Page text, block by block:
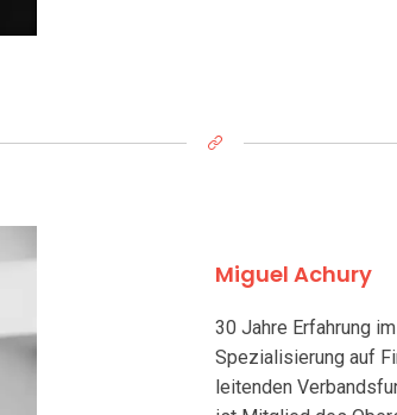
Miguel Achury
30 Jahre Erfahrung
Spezialisierung auf
leitenden